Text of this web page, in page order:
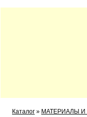
Каталог » МАТЕРИАЛЫ И